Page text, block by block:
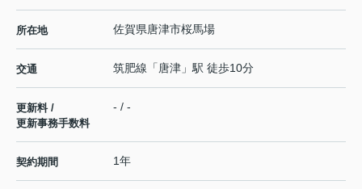
所在地 佐賀県唐津市桜馬場
交通 筑肥線 「 唐津 」駅 徒歩10分
更新料 /
更新事務手数料
- / -
契約期間 1年